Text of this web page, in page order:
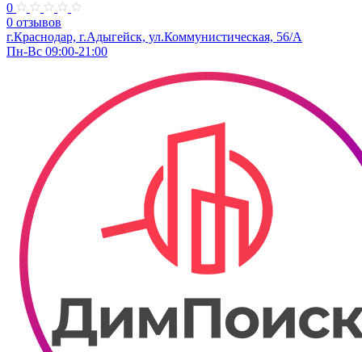
0
0 отзывов
г.Краснодар, г.Адыгейск, ул.Коммунистическая, 56/А
Пн-Вс 09:00-21:00